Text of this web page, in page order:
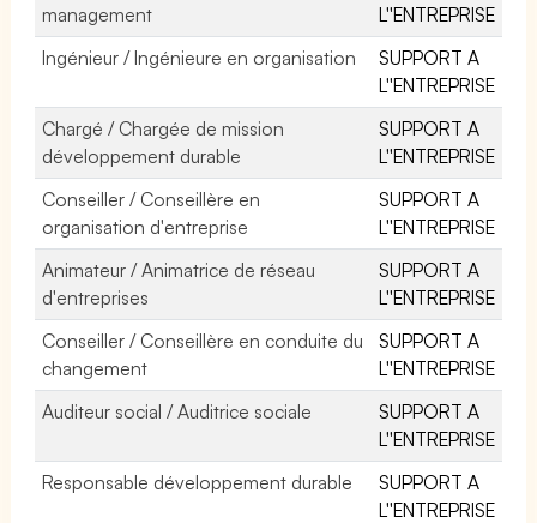
management
L''ENTREPRISE
Ingénieur / Ingénieure en organisation
SUPPORT A
L''ENTREPRISE
Chargé / Chargée de mission
développement durable
SUPPORT A
L''ENTREPRISE
Conseiller / Conseillère en
organisation d'entreprise
SUPPORT A
L''ENTREPRISE
Animateur / Animatrice de réseau
d'entreprises
SUPPORT A
L''ENTREPRISE
Conseiller / Conseillère en conduite du
changement
SUPPORT A
L''ENTREPRISE
Auditeur social / Auditrice sociale
SUPPORT A
L''ENTREPRISE
Responsable développement durable
SUPPORT A
L''ENTREPRISE